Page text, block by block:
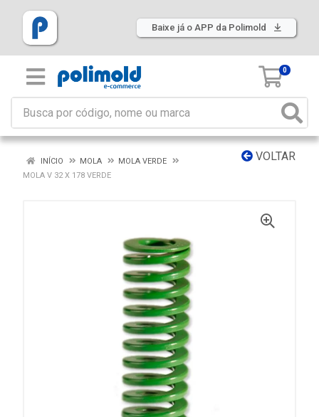
Baixe já o APP da Polimold
0
VOLTAR
INÍCIO MOLA
MOLA VERDE
MOLA V 32 X 178 VERDE